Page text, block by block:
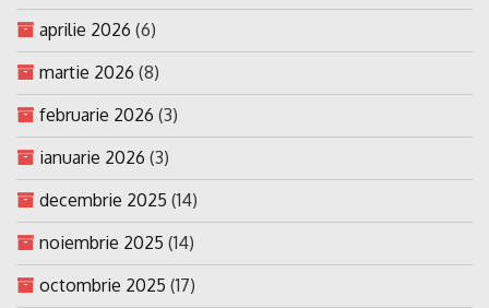
aprilie 2026 (6)
martie 2026 (8)
februarie 2026 (3)
ianuarie 2026 (3)
decembrie 2025 (14)
noiembrie 2025 (14)
octombrie 2025 (17)